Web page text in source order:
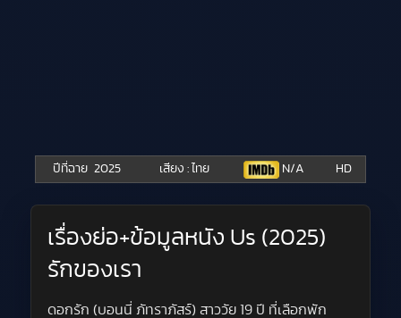
ปีที่ฉาย 2025 เสียง : ไทย N/A HD
เรื่องย่อ+ข้อมูลหนัง Us (2025)
รักของเรา
ดอกรัก (บอนนี่ ภัทราภัสร์) สาววัย 19 ปี ที่เลือกพัก